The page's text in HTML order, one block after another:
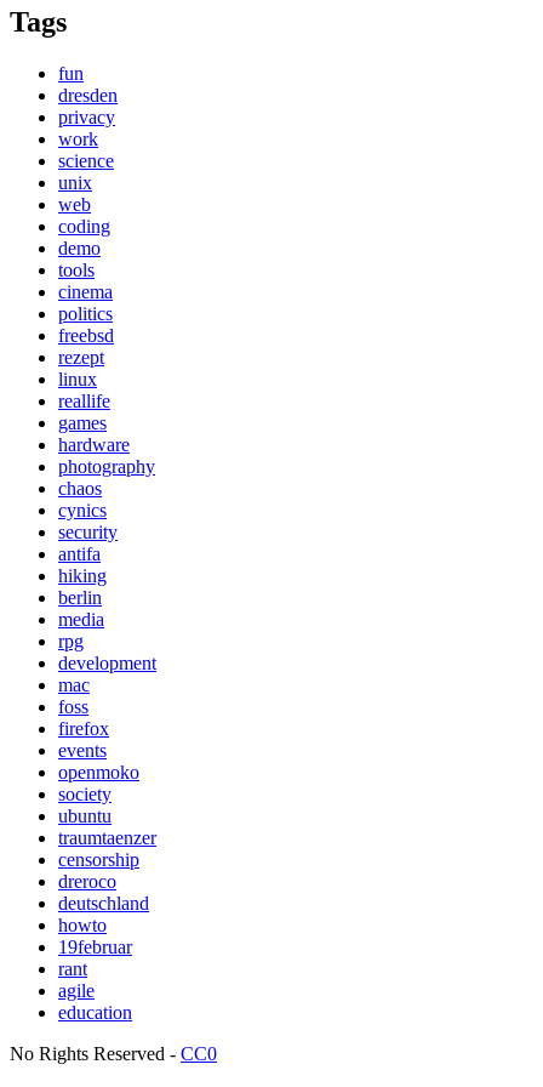
Tags
fun
dresden
privacy
work
science
unix
web
coding
demo
tools
cinema
politics
freebsd
rezept
linux
reallife
games
hardware
photography
chaos
cynics
security
antifa
hiking
berlin
media
rpg
development
mac
foss
firefox
events
openmoko
society
ubuntu
traumtaenzer
censorship
dreroco
deutschland
howto
19februar
rant
agile
education
No Rights Reserved - CC0